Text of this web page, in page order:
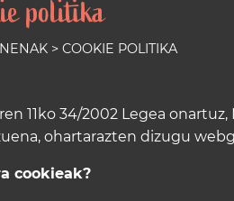
politika
> COOKIE POLITIKA
11ko 34/2002 Legea
ohartarazten dizugu
cookieak?